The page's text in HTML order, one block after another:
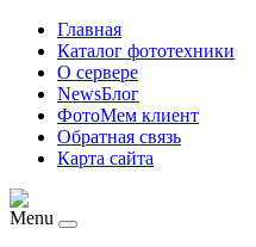
Главная
Каталог фототехники
О сервере
NewsБлог
ФотоМем клиент
Обратная связь
Карта сайта
Menu